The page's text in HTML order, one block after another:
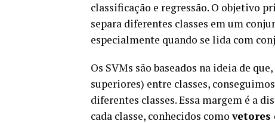
classificação e regressão. O objetivo
separa diferentes classes em um
especialmente quando se lida com
Os SVMs são baseados na ideia de
superiores) entre classes,
diferentes classes. Essa margem é a
cada classe, conhecidos comovetores